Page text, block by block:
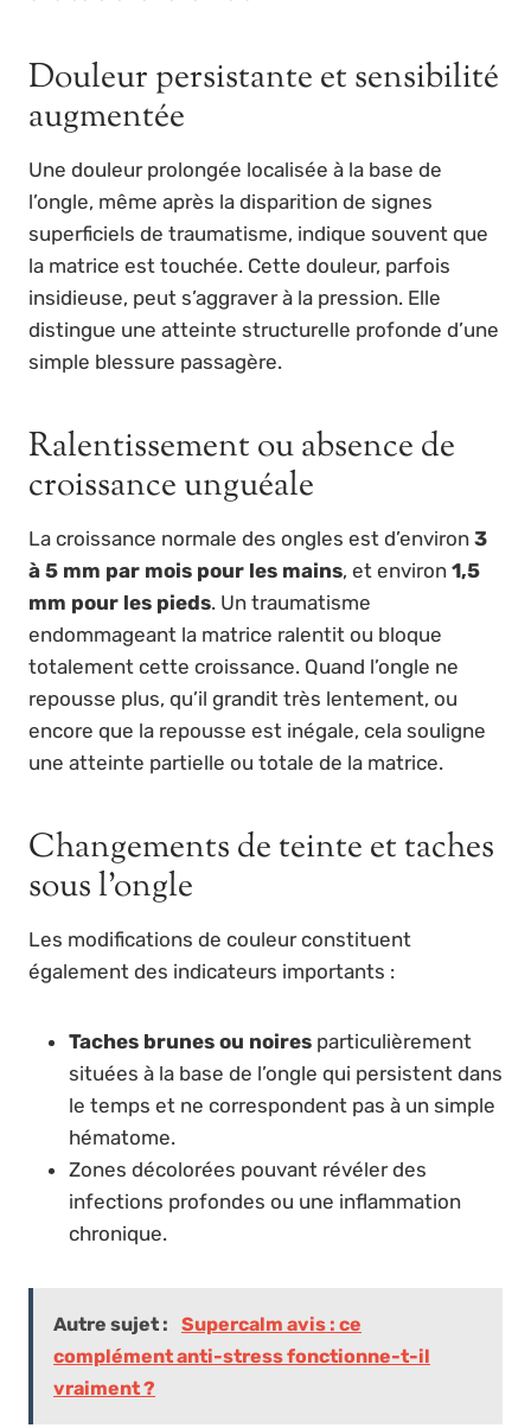
Douleur persistante et sensibilité
augmentée
Une douleur prolongée localisée à la base de
l’ongle, même après la disparition de signes
superficiels de traumatisme, indique souvent que
la matrice est touchée. Cette douleur, parfois
insidieuse, peut s’aggraver à la pression. Elle
distingue une atteinte structurelle profonde d’une
simple blessure passagère.
Ralentissement ou absence de
croissance unguéale
La croissance normale des ongles est d’environ 3
à 5 mm par mois pour les mains, et environ 1,5
mm pour les pieds. Un traumatisme
endommageant la matrice ralentit ou bloque
totalement cette croissance. Quand l’ongle ne
repousse plus, qu’il grandit très lentement, ou
encore que la repousse est inégale, cela souligne
une atteinte partielle ou totale de la matrice.
Changements de teinte et taches
sous l’ongle
Les modifications de couleur constituent
également des indicateurs importants :
Taches brunes ou noires particulièrement
situées à la base de l’ongle qui persistent dans
le temps et ne correspondent pas à un simple
hématome.
Zones décolorées pouvant révéler des
infections profondes ou une inflammation
chronique.
Autre sujet :
Supercalm avis : ce
complément anti-stress fonctionne-t-il
vraiment ?